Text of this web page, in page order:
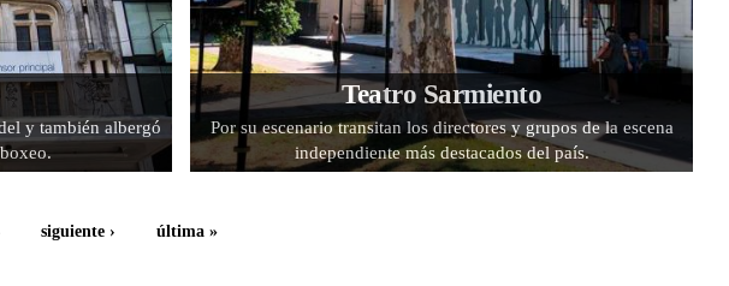
y también albergó
Teatro Sarmiento
Por su escenario transitan los directores y grupos de la escena
independiente más destacados del país.
siguiente › última »